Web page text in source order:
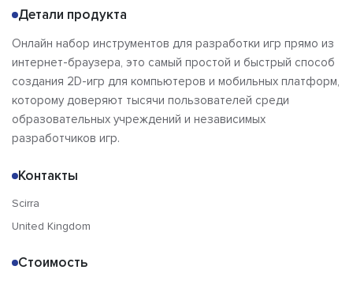
Детали продукта
Онлайн набор инструментов для разработки игр прямо из
интернет-браузера, это самый простой и быстрый способ
создания 2D-игр для компьютеров и мобильных платформ,
которому доверяют тысячи пользователей среди
образовательных учреждений и независимых
разработчиков игр.
Контакты
Scirra
United Kingdom
Стоимость